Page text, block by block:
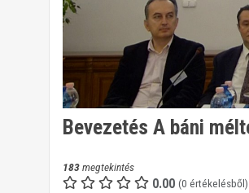
Bevezetés A báni
183megtekintés
0.00 (0 értékelésből)